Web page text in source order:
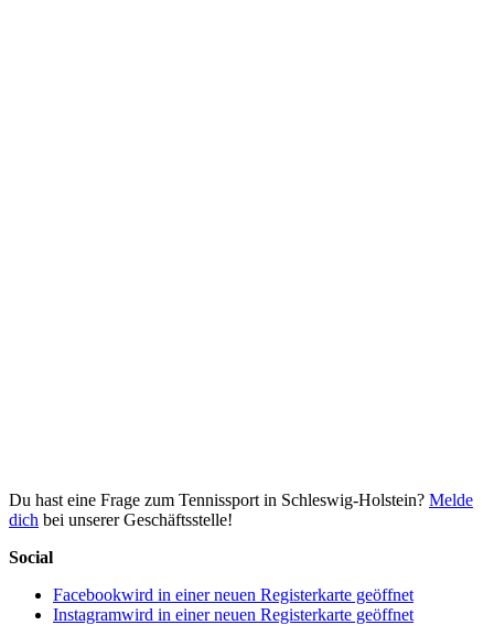
Du hast eine Frage zum Tennissport in Schleswig-Holstein? Melde
dich bei unserer Geschäftsstelle!
Social
Facebookwird in einer neuen Registerkarte geöffnet
Instagramwird in einer neuen Registerkarte geöffnet